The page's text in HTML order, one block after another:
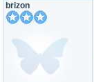
brizon